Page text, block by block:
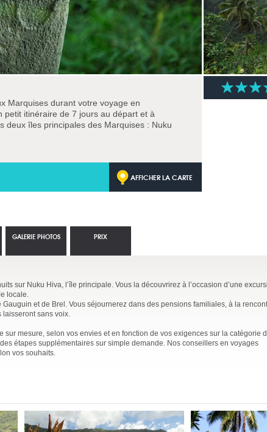
Marquises durant votre voyage en
petit itinéraire de 7 jours au départ et à
deux îles principales des Marquises : Nuku
AFFICHER LA CARTE
sur Nuku Hiva, l’île principale. Vous la découvrirez à l’occasion d’une
locale.
et de Brel. Vous séjournerez dans des pensions familiales, à la
laisseront sans voix.
mesure, selon vos envies et en fonction de vos exigences sur la catégorie
étapes supplémentaires sur simple demande. Nos conseillers en voyages
vos souhaits.
GALERIE PHOTOS PRIX